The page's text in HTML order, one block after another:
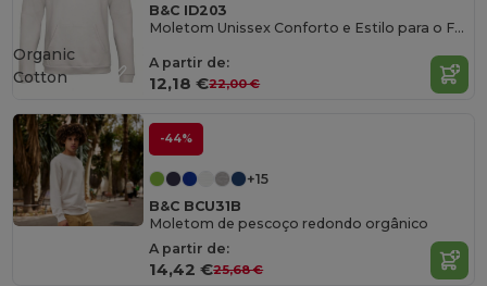
B&C ID203
Moletom Unissex Conforto e Estilo para o Frio
A partir de:
12,18 €22,00 €
Organic
Cotton
-44%
+15
B&C BCU31B
Moletom de pescoço redondo orgânico
A partir de:
14,42 €25,68 €